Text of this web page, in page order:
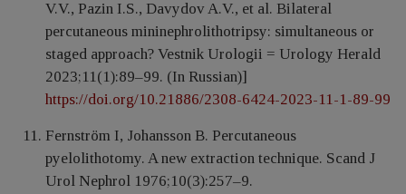
V.V., Pazin I.S., Davydov A.V., et al. Bilateral
percutaneous mininephrolithotripsy: simultaneous or
staged approach? Vestnik Urologii = Urology Herald
2023;11(1):89–99. (In Russian)]
https://doi.org/10.21886/2308-6424-2023-11-1-89-99
Fernström I, Johansson B. Percutaneous
pyelolithotomy. A new extraction technique. Scand J
Urol Nephrol 1976;10(3):257–9.